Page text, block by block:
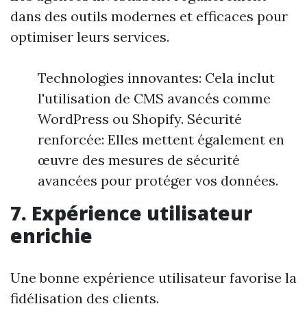
dans des outils modernes et efficaces pour
optimiser leurs services.
Technologies innovantes: Cela inclut
l'utilisation de CMS avancés comme
WordPress ou Shopify. Sécurité
renforcée: Elles mettent également en
œuvre des mesures de sécurité
avancées pour protéger vos données.
7. Expérience utilisateur
enrichie
Une bonne expérience utilisateur favorise la
fidélisation des clients.